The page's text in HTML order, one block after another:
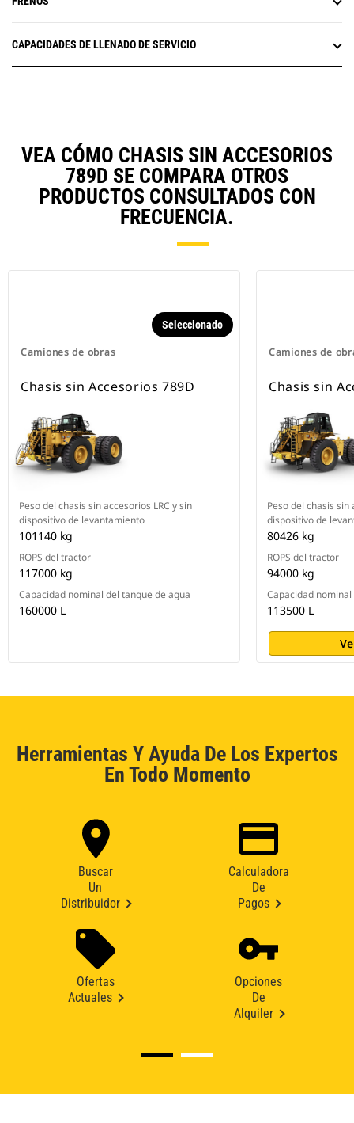
CAPACIDADES DE LLENADO DE SERVICIO
VEA CÓMO CHASIS SIN ACCESORIOS
789D SE COMPARA OTROS
PRODUCTOS CONSULTADOS CON
FRECUENCIA.
Camiones de obras
Seleccionado
Chasis sin Accesorios 789D
Peso del chasis sin accesorios LRC y sin
dispositivo de levantamiento
101140 kg
ROPS del tractor
117000 kg
Capacidad nominal del tanque de agua
160000 L
Camiones de
Chasis sin
Peso del chasis sin
dispositivo de
80426 kg
ROPS del tractor
94000 kg
Capacidad
113500 L
Herramientas Y Ayuda De Los Expertos
En Todo Momento
Buscar
Un
Distribuidor
Calculadora
De
Pagos
Ofertas
Actuales
Opciones
De
Alquiler